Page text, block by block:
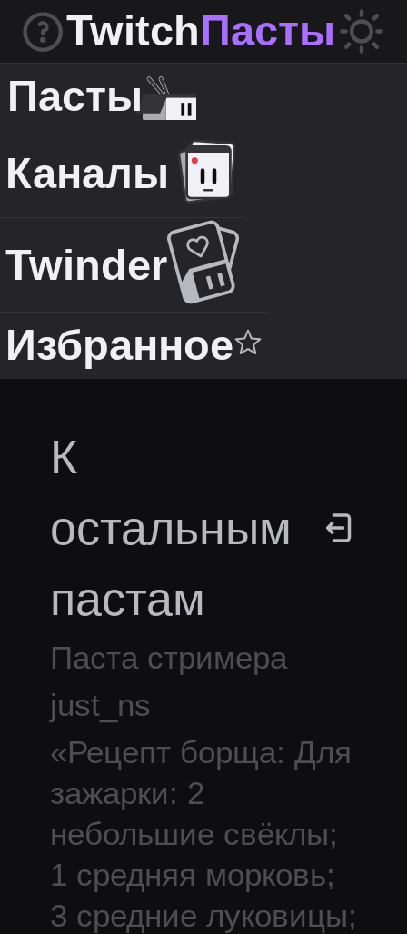
TwitchПасты
Пасты
Каналы
Twinder
Избранное
К
остальным
пастам
Паста стримера
just_ns
«Рецепт борща: Для
зажарки: 2
небольшие свёклы;
1 средняя морковь;
3 средние луковицы;